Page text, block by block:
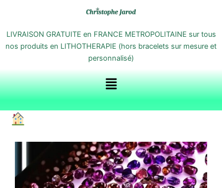
contenu
LIVRAISON GRATUITE en FRANCE METROPOLITAINE sur tous
nos produits en LITHOTHERAPIE (hors bracelets sur mesure et
personnalisé)
Menu